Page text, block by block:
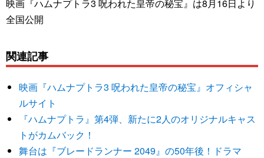
映画『ハムナプトラ3 呪われた皇帝の秘宝』は8月16日より
全国公開
関連記事
映画『ハムナプトラ3 呪われた皇帝の秘宝』オフィシャ
ルサイト
『ハムナプトラ』第4弾、新たに2人のオリジナルキャス
トがカムバック！
舞台は『ブレードランナー 2049』の50年後！ドラマ